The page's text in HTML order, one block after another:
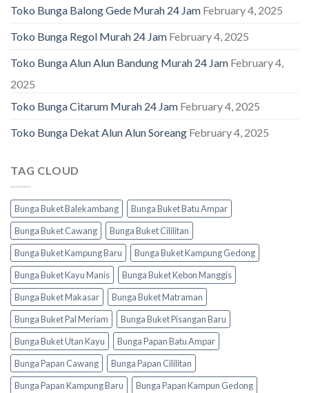
Toko Bunga Balong Gede Murah 24 Jam February 4, 2025
Toko Bunga Regol Murah 24 Jam February 4, 2025
Toko Bunga Alun Alun Bandung Murah 24 Jam February 4,
2025
Toko Bunga Citarum Murah 24 Jam February 4, 2025
Toko Bunga Dekat Alun Alun Soreang February 4, 2025
TAG CLOUD
Bunga Buket Balekambang
Bunga Buket Batu Ampar
Bunga Buket Cawang
Bunga Buket Cililitan
Bunga Buket Kampung Baru
Bunga Buket Kampung Gedong
Bunga Buket Kayu Manis
Bunga Buket Kebon Manggis
Bunga Buket Makasar
Bunga Buket Matraman
Bunga Buket Pal Meriam
Bunga Buket Pisangan Baru
Bunga Buket Utan Kayu
Bunga Papan Batu Ampar
Bunga Papan Cawang
Bunga Papan Cililitan
Bunga Papan Kampung Baru
Bunga Papan Kampun Gedong